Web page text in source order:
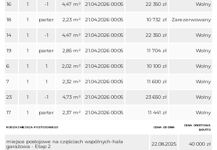
16 1 -1 4,47 m² 21.04.2026 00:05 22 350 zł Wolny
18 1 parter 2,23 m² 21.04.2026 00:05 10 732 zł Zarezerwowany
14 1 -1 4,47 m² 21.04.2026 00:05 22 350 zł Wolny
19 1 parter 2,85 m² 21.04.2026 00:05 11 704 zł Wolny
6 1 1 2,02 m² 21.04.2026 00:05 10 100 zł Wolny
7 1 1 2,32 m² 21.04.2026 00:05 11 600 zł Wolny
23 1 -1 4,73 m² 21.04.2026 00:05 23 650 zł Wolny
17 1 parter 2,37 m² 21.04.2026 00:05 11 441 zł Wolny
RODZAJ MIEJSCA POSTOJOWEGO CENA OD DNIA
CENA OFERTOWA
BRUTTO
miejsce postojowe na częściach wspólnych-hala
garażowa - Etap 2 22.08.2025 40 000 zł